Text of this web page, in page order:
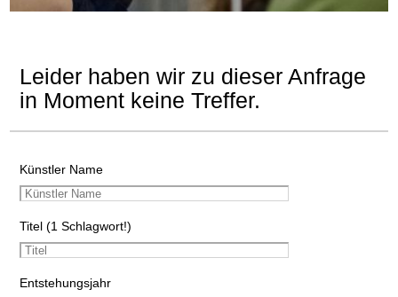
Leider haben wir zu dieser Anfrage
in Moment keine Treffer.
Künstler Name
Titel (1 Schlagwort!)
Entstehungsjahr